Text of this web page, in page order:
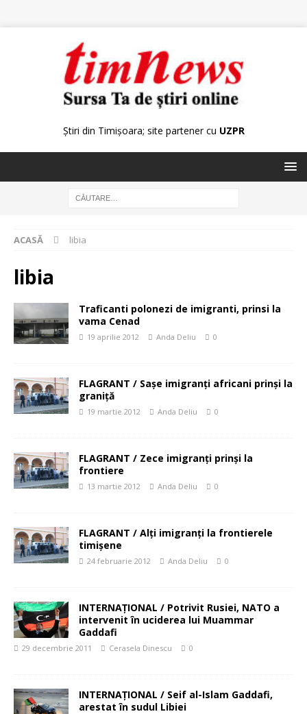
Știri din Timișoara; site partener cu UZPR
ACASĂ libia
libia
Traficanti polonezi de imigranti, prinsi la
vama Cenad
19 aprilie 2012 Anda Deliu 0
FLAGRANT / Saşe imigranţi africani prinşi la
graniţă
19 martie 2012 Anda Deliu 0
FLAGRANT / Zece imigranţi prinşi la
frontiere
13 martie 2012 Anda Deliu 0
FLAGRANT / Alţi imigranţi la frontierele
timişene
24 februarie 2012 Anda Deliu 0
INTERNAŢIONAL / Potrivit Rusiei, NATO a
intervenit în uciderea lui Muammar
Gaddafi
29 decembrie 2011 Cerasela Dinescu 0
INTERNAŢIONAL / Seif al-Islam Gaddafi,
arestat în sudul Libiei